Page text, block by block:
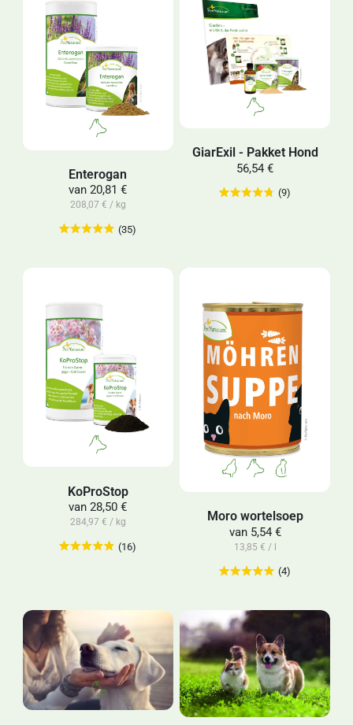
Enterogan
van 20,81 €
208,07 € / kg
(35)
GiarExil - Pakket Hond
56,54 €
(9)
KoProStop
van 28,50 €
284,97 € / kg
(16)
Moro wortelsoep
van5,54 €
13,85 € / l
(4)